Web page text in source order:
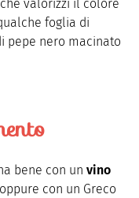
valorizzi il colore
foglia di
pepe nero macinato
bene con un vino
con un Greco